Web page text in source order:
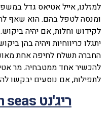
למזלנו, אייל אטיאס גדל
ומנסה לטפל בהם. הוא שאף
לקידוש וחלות, אם יהיה
יתגלו כריווחיות ויהיה בהן
החברה תשלח לחיפה אחת
להכשיר אחד ממטבחיה. מר
לתפילות, אם נוסעים יבקשו
ריג'נט Regent seven seas